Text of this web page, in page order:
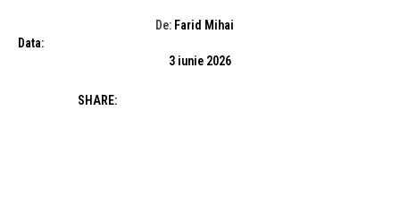
De: Farid Mihai
Data:
3 iunie 2026
SHARE: